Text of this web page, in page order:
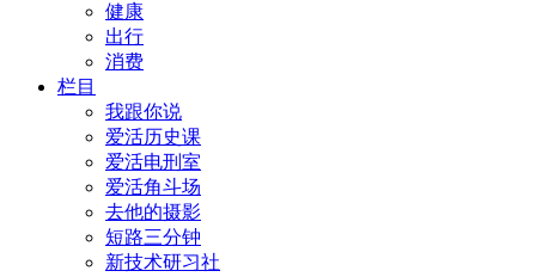
健康
出行
消费
栏目
我跟你说
爱活历史课
爱活电刑室
爱活角斗场
去他的摄影
短路三分钟
新技术研习社